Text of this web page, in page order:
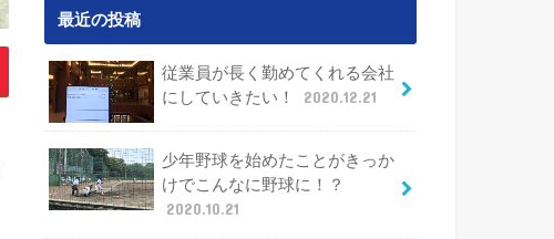
最近の投稿
従業員が長く勤めてくれる会社
にしていきたい！
2020.12.21
少年野球を始めたことがきっか
けでこんなに野球に！？
2020.10.21